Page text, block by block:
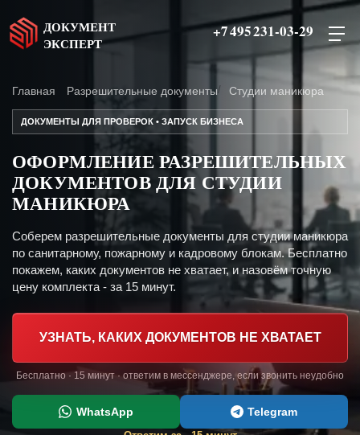
ДОКУМЕНТ
ЭКСПЕРТ
+7 495 231-03-29
Главная Разрешительные документы Студии маникюра
ДОКУМЕНТЫ ДЛЯ ПРОВЕРОК • ЗАПУСК БИЗНЕСА
ОФОРМЛЕНИЕ РАЗРЕШИТЕЛЬНЫХ
ДОКУМЕНТОВ ДЛЯ СТУДИИ
МАНИКЮРА
Соберем разрешительные документы для студии маникюра
по санитарному, пожарному и кадровому блокам. Бесплатно
покажем, каких документов не хватает, и назовём точную
цену комплекта - за 15 минут.
УЗНАТЬ, КАКИХ ДОКУМЕНТОВ НЕ ХВАТАЕТ
Бесплатно · 15 минут · ответим в мессенджере, если звонить неудобно
WhatsApp Telegram